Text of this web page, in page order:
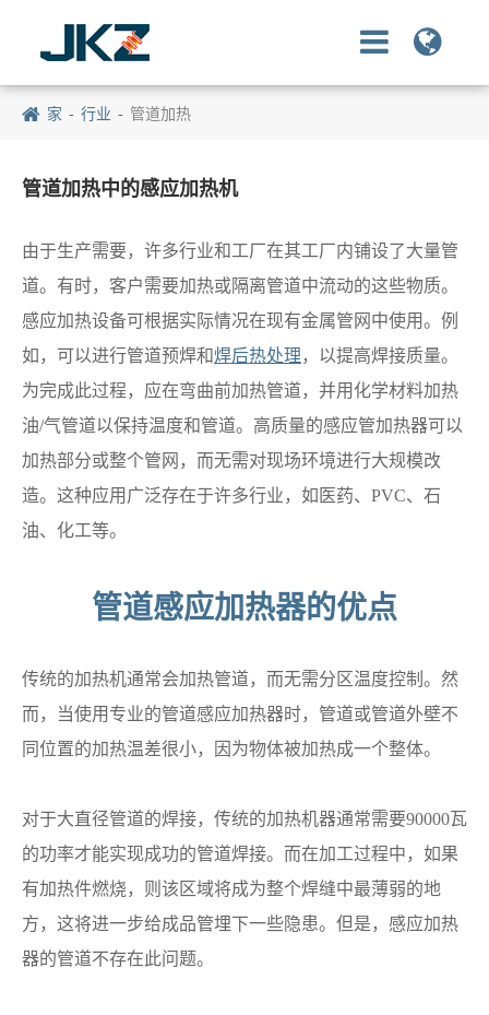
家 行业 管道加热
管道加热中的感应加热机
由于生产需要，许多行业和工厂在其工厂内铺设了大量管
道。有时，客户需要加热或隔离管道中流动的这些物质。
感应加热设备可根据实际情况在现有金属管网中使用。例
如，可以进行管道预焊和焊后热处理 ，以提高焊接质量。
为完成此过程，应在弯曲前加热管道，并用化学材料加热
油/气管道以保持温度和管道。高质量的感应管加热器可以
加热部分或整个管网，而无需对现场环境进行大规模改
造。这种应用广泛存在于许多行业，如医药、PVC、石
油、化工等。
管道感应加热器的优点
传统的加热机通常会加热管道，而无需分区温度控制。然
而，当使用专业的管道感应加热器时，管道或管道外壁不
同位置的加热温差很小，因为物体被加热成一个整体。
对于大直径管道的焊接，传统的加热机器通常需要90000瓦
的功率才能实现成功的管道焊接。而在加工过程中，如果
有加热件燃烧，则该区域将成为整个焊缝中最薄弱的地
方，这将进一步给成品管埋下一些隐患。但是，感应加热
器的管道不存在此问题。